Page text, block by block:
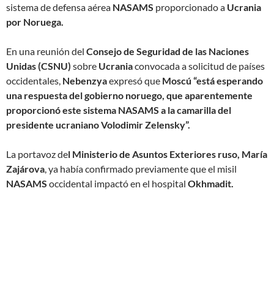
sistema de defensa aérea NASAMS proporcionado a Ucrania
por Noruega.
En una reunión del Consejo de Seguridad de las Naciones
Unidas (CSNU) sobre Ucraniaconvocada a solicitud de países
occidentales, Nebenzyaexpresó que Moscú “está esperando
una respuesta del gobierno noruego, que aparentemente
proporcionó este sistema NASAMS a la camarilla del
presidente ucraniano Volodimir Zelensky”.
La portavoz del Ministerio de Asuntos Exteriores ruso, María
Zajárova, ya había confirmado previamente que el misil
NASAMS occidental impactó en el hospital Okhmadit.